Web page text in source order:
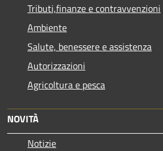
Tributi,finanze e contravvenzioni
Ambiente
Salute, benessere e assistenza
Autorizzazioni
Agricoltura e pesca
NOVITÀ
Notizie